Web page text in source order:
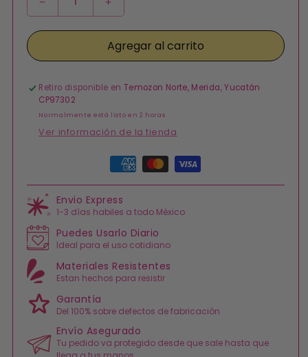
Reducir
cantidad
para
Corazon
Ajustable
Chapa
de
Aumentar
cantidad
para
Anillo
Corazon
Ajustable
de
Agregar al carrito
Retiro disponible en Temozon Norte, Merida, Yucatán
CP97302
Normalmente está listo en 2 horas
Ver información de la tienda
pago
Envio Express
1-3 días habiles a todo México
Puedes Usarlo Diario
Ideal para el uso cotidiano
Materiales Resistentes
Estan hechos para resistir
Garantía
Del 100% sobre defectos de fabricación
Envío Asegurado
Tu pedido va protegido desde que sale hasta que